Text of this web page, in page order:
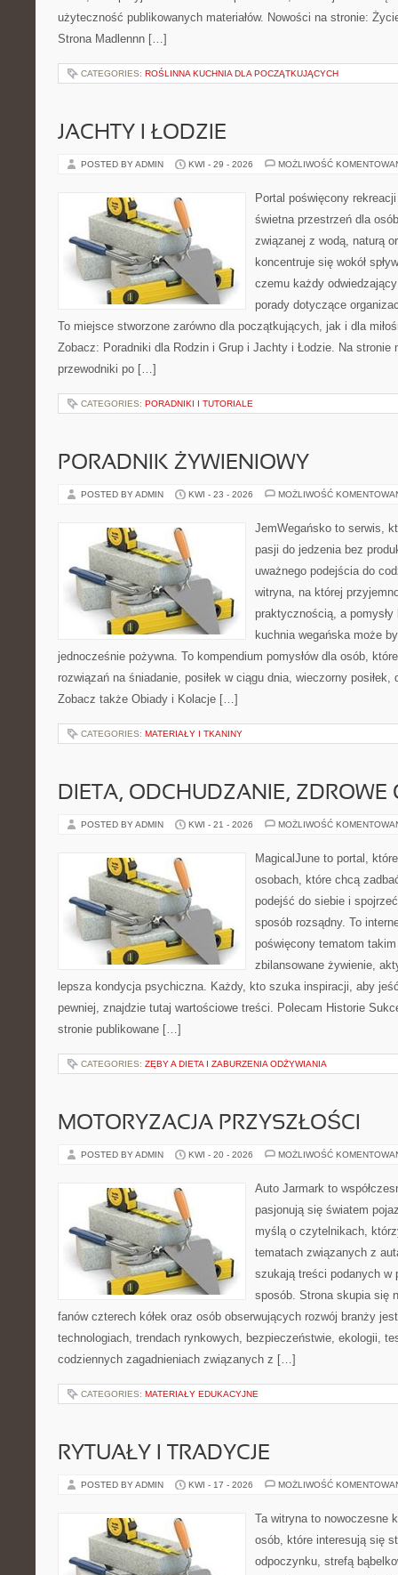
użyteczność publikowanych materiałów. Nowości na stronie:
Strona Madlennn […]
CATEGORIES: ROŚLINNA KUCHNIA DLA POCZĄTKUJĄCYCH
JACHTY I ŁODZIE
POSTED BY ADMIN KWI - 29 - 2026 MOŻLIWOŚĆ
Portal poświęcony
świetna przestrzeń dla
związanej z wodą, naturą
koncentruje się wokół
czemu każdy
porady dotyczące
To miejsce stworzone zarówno dla początkujących, jak i dla
Zobacz: Poradniki dla Rodzin i Grup i Jachty i Łodzie. Na stronie
przewodniki po […]
CATEGORIES: PORADNIKI I TUTORIALE
PORADNIK ŻYWIENIOWY
POSTED BY ADMIN KWI - 23 - 2026 MOŻLIWOŚĆ
JemWegańsko to serwis,
pasji do jedzenia bez
uważnego podejścia do
witryna, na której
praktycznością, a
kuchnia wegańska może
jednocześnie pożywna. To kompendium pomysłów dla osób,
rozwiązań na śniadanie, posiłek w ciągu dnia, wieczorny posiłek,
Zobacz także Obiady i Kolacje […]
CATEGORIES: MATERIAŁY I TKANINY
DIETA, ODCHUDZANIE, ZDROWE
POSTED BY ADMIN KWI - 21 - 2026 MOŻLIWOŚĆ
MagicalJune to portal,
osobach, które chcą
podejść do siebie i
sposób rozsądny. To
poświęcony tematom
zbilansowane żywienie,
lepsza kondycja psychiczna. Każdy, kto szuka inspiracji, aby
pewniej, znajdzie tutaj wartościowe treści. Polecam Historie
stronie publikowane […]
CATEGORIES: ZĘBY A DIETA I ZABURZENIA ODŻYWIANIA
MOTORYZACJA PRZYSZŁOŚCI
POSTED BY ADMIN KWI - 20 - 2026 MOŻLIWOŚĆ
Auto Jarmark to
pasjonują się światem
myślą o czytelnikach,
tematach związanych z
szukają treści podanych w
sposób. Strona skupia się
fanów czterech kółek oraz osób obserwujących rozwój branży
technologiach, trendach rynkowych, bezpieczeństwie, ekologii,
codziennych zagadnieniach związanych z […]
CATEGORIES: MATERIAŁY EDUKACYJNE
RYTUAŁY I TRADYCJE
POSTED BY ADMIN KWI - 17 - 2026 MOŻLIWOŚĆ
Ta witryna to nowoczesne
osób, które interesują się
odpoczynku, strefą